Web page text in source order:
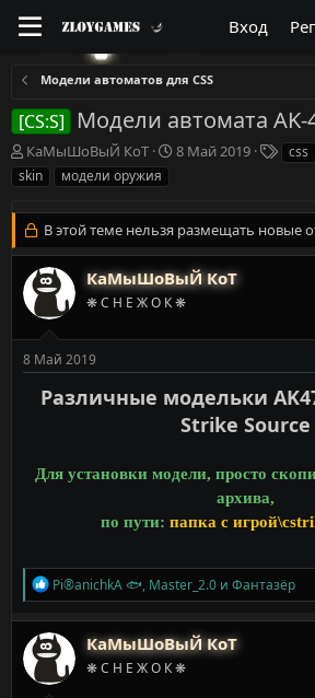
Вход
Модели автоматов для CSS
[CS:S] Модели автомата AK-
А
в
т
о
р
м
ы
КаМыШоВыЙ КоТ
Д
а
н
ч
а
л
8 Май 2019
Т
и
css
skin
модели оружия
В этой теме нельзя размещать новые
КаМыШоВыЙ КоТ
❋ С Н Е Ж О К ❋
8 Май 2019
Различные модельки
Strike Source
Для установки модели, просто
архива,
по пути: папка с
Р
е
а
к
ц
и
и
Pi®anichkA 🐟, Master_2.0 и Фантазёр
КаМыШоВыЙ КоТ
❋ С Н Е Ж О К ❋